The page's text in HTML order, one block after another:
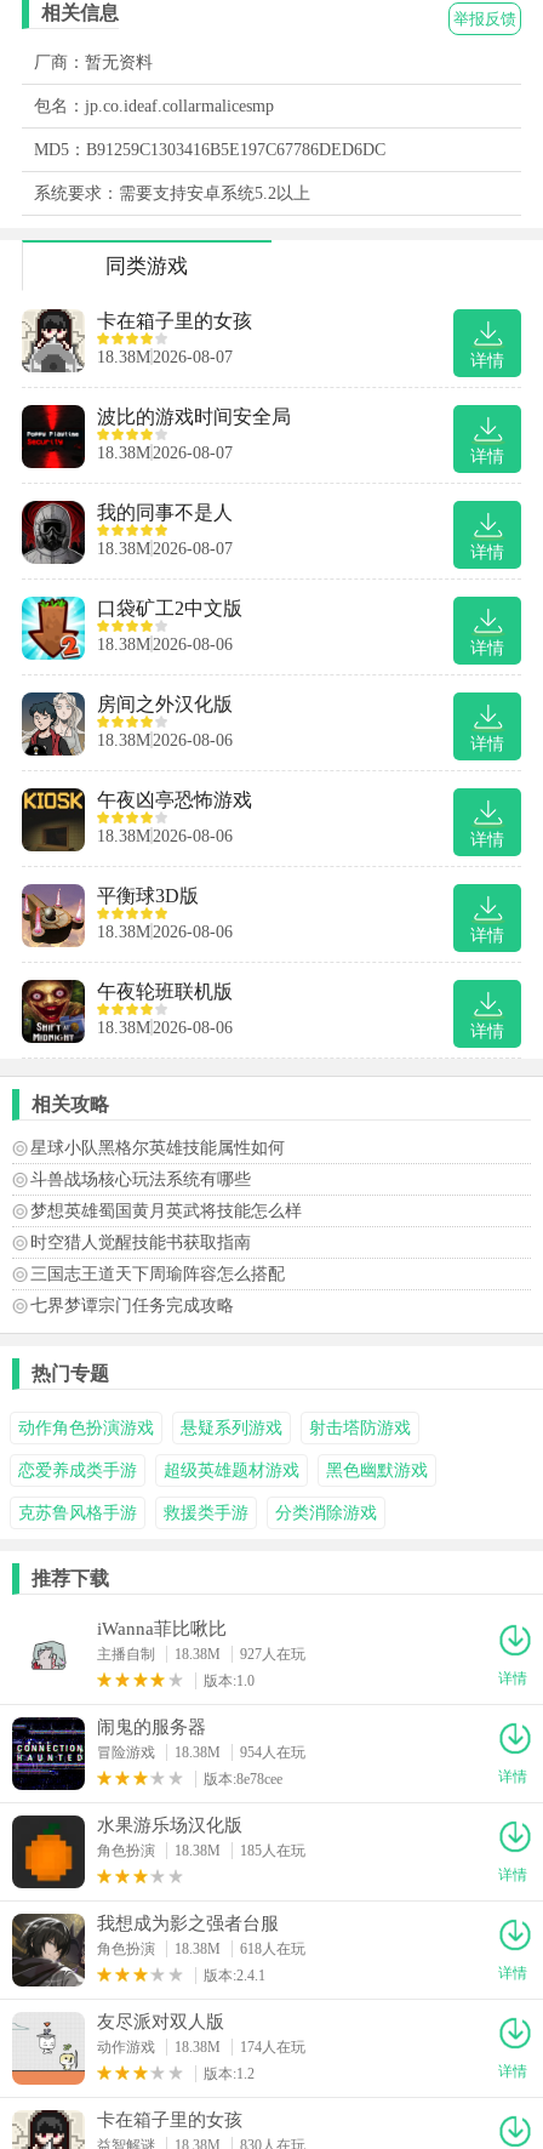
举报反馈
相关信息
厂商：暂无资料
包名：jp.co.ideaf.collarmalicesmp
MD5：B91259C1303416B5E197C67786DED6DC
系统要求：需要支持安卓系统5.2以上
同类游戏
详情
卡在箱子里的女孩
18.38M 2026-08-07
详情
波比的游戏时间安全局
18.38M 2026-08-07
详情
我的同事不是人
18.38M 2026-08-07
详情
口袋矿工2中文版
18.38M 2026-08-06
详情
房间之外汉化版
18.38M 2026-08-06
详情
午夜凶亭恐怖游戏
18.38M 2026-08-06
详情
平衡球3D版
18.38M 2026-08-06
详情
午夜轮班联机版
18.38M 2026-08-06
相关攻略
星球小队黑格尔英雄技能属性如何
斗兽战场核心玩法系统有哪些
梦想英雄蜀国黄月英武将技能怎么样
时空猎人觉醒技能书获取指南
三国志王道天下周瑜阵容怎么搭配
七界梦谭宗门任务完成攻略
热门专题
动作角色扮演游戏 悬疑系列游戏 射击塔防游戏
恋爱养成类手游 超级英雄题材游戏 黑色幽默游戏
克苏鲁风格手游 救援类手游 分类消除游戏
推荐下载
iWanna菲比啾比
主播自制 18.38M
927人在玩
版本:1.0
详情
闹鬼的服务器
冒险游戏 18.38M
954人在玩
版本:8e78cee
详情
水果游乐场汉化版
角色扮演 18.38M
185人在玩
详情
我想成为影之强者台服
角色扮演 18.38M
618人在玩
版本:2.4.1
详情
友尽派对双人版
动作游戏 18.38M
174人在玩
版本:1.2
详情
卡在箱子里的女孩
益智解谜 18.38M 830人在玩